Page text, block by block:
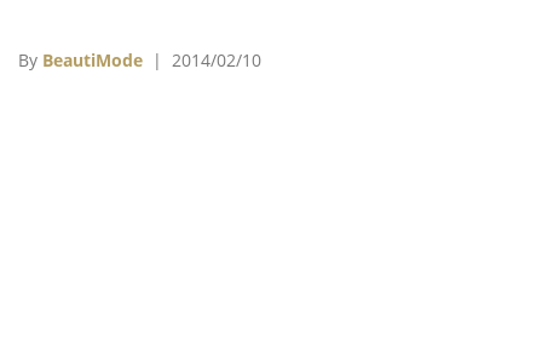
漢(David Beckham)此次帶著全家一同出席老婆維多莉
By BeautiMode | 2014/02/10